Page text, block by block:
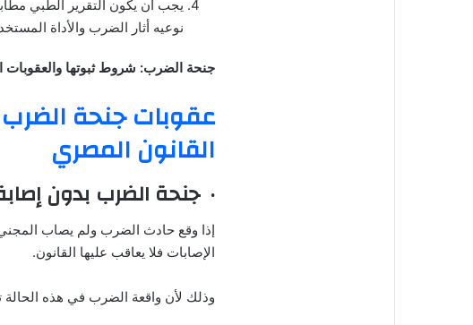
يجب أن يكون التقرير الطبي
نوعيه أثار الضرب والأداة
جنحة الضرب: شروط ثبوتها
عقوبات جنحة
القانون المصري
· جنحة الضرب بدون
إذا وقع حادث الضرب ولم يصاب
الإصابات فلا يعاقب عليها القانون.
وذلك لأن واقعة الضرب في هذه الحالة